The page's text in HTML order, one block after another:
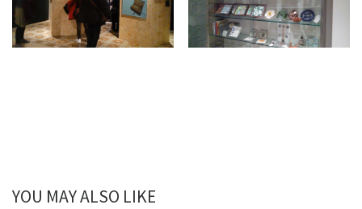
YOU MAY ALSO LIKE